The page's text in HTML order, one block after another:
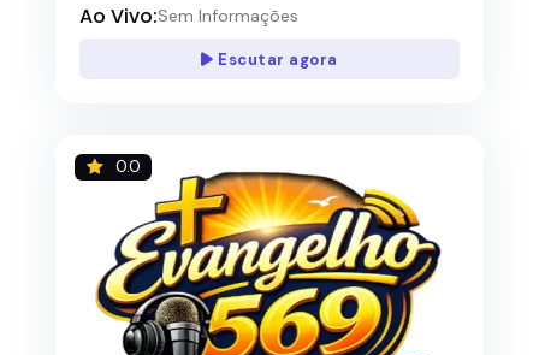
Ao Vivo:Sem Informações
Escutar agora
0.0